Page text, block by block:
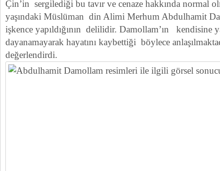
Çin’in sergilediği bu tavır ve cenaze hakkında normal
yaşındaki Müslüman din Alimi Merhum Abdulhamit
işkence yapıldığının delilidir. Damollam’ın kendisine
dayanamayarak hayatını kaybettiği böylece
değerlendirdi.